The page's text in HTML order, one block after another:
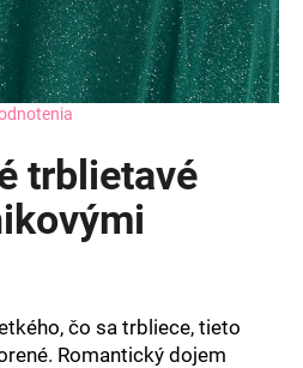
trblietavé
čo sa trbliece, tieto
Romantický dojem